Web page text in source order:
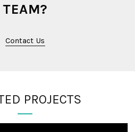
TEAM?
Contact Us
PROJECTS